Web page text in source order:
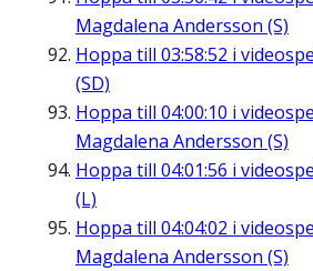
Magdalena Andersson (S)
Hoppa till 03:58:52 i
(SD)
Hoppa till 04:00:10 i
Magdalena Andersson (S)
Hoppa till 04:01:56 i
(L)
Hoppa till 04:04:02 i
Magdalena Andersson (S)